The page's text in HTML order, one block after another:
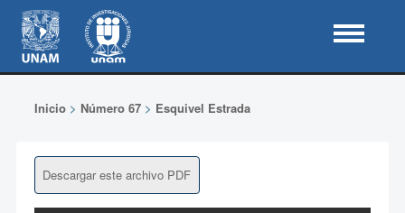
Inicio> Número 67> Esquivel Estrada
Descargar este archivo PDF